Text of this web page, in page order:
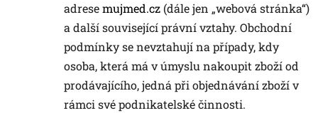
adresemujmed.cz (dále jen „webová stránka“)
a další související právní vztahy. Obchodní
podmínky se nevztahují na případy, kdy
osoba, která má v úmyslu nakoupit zboží od
prodávajícího, jedná při objednávání zboží v
rámci své podnikatelské činnosti.